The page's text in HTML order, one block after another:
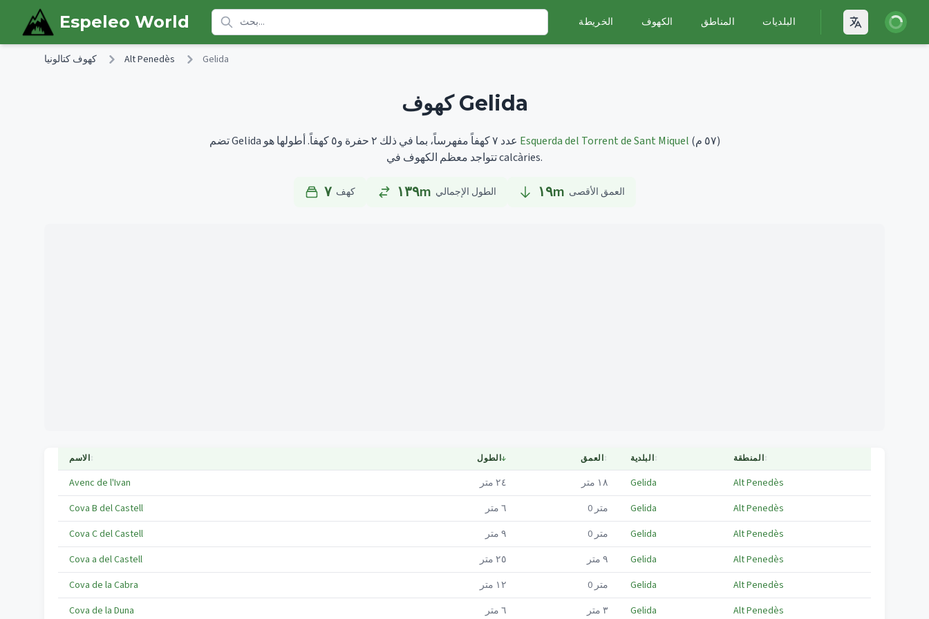
Skip to main content
Espeleo World الخريطة الكهوف المناطق البلديات Open
الدخول
كهوف كتالونيا Alt Penedès Gelida
كهوف Gelida
تضم Gelida عدد ٧ كهفاً مفهرساً، بما في ذلك ٢ حفرة و٥ كهفاً. Esquerda del Torrent de Sant Miquel
(٥٧ م)
تتواجد معظم الكهوف في calcàries.
٧ كهف ١٣٩m الطول الإجمالي ١٩m العمق الأقصى
الاسم↕ الطول↓ العمق↕ البلدية↕ المنطقة↕
Avenc de l'Ivan ٢٤ متر ١٨ متر Gelida
Alt Penedès
Cova B del Castell
٦ متر 0 متر Gelida
Alt Penedès
Cova C del Castell
٩ متر 0 متر Gelida
Alt Penedès
Cova a del Castell
٢٥ متر ٩ متر Gelida
Alt Penedès
Cova de la Cabra
١٢ متر 0 متر Gelida
Alt Penedès
Cova de la Duna
٦ متر ٣ متر Gelida Alt Penedès